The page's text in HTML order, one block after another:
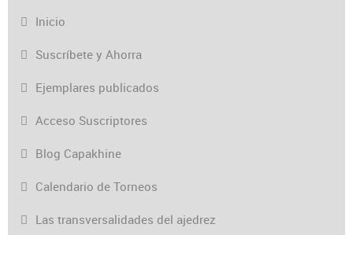
Inicio
Suscríbete y Ahorra
Ejemplares publicados
Acceso Suscriptores
Blog Capakhine
Calendario de Torneos
Las transversalidades del ajedrez